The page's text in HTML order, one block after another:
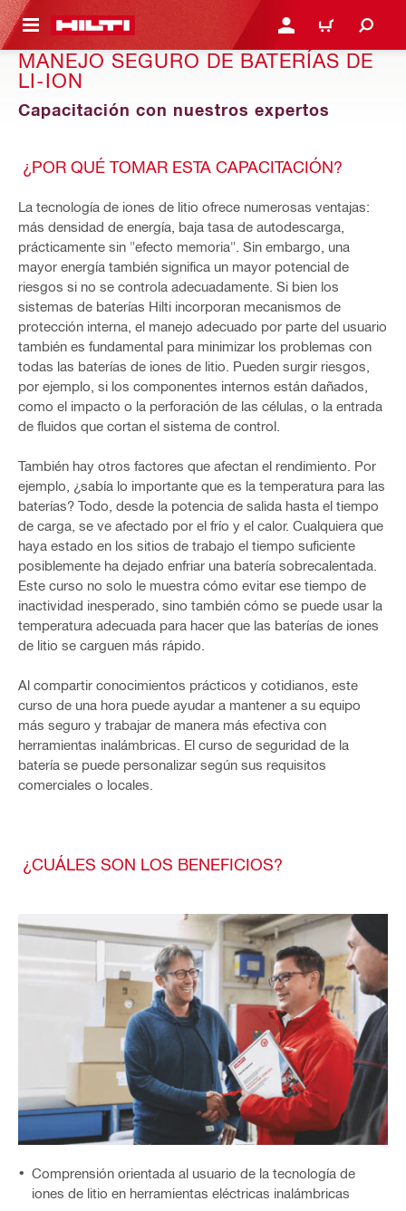
PRINCIPAL INICIE SESIÓN O
CARRITO
MANEJO SEGURO DE BATERÍAS DE
LI-ION
Capacitación con nuestros expertos
¿POR QUÉ TOMAR ESTA CAPACITACIÓN?
La tecnología de iones de litio ofrece numerosas ventajas:
más densidad de energía, baja tasa de autodescarga,
prácticamente sin "efecto memoria". Sin embargo, una
mayor energía también significa un mayor potencial de
riesgos si no se controla adecuadamente. Si bien los
sistemas de baterías Hilti incorporan mecanismos de
protección interna, el manejo adecuado por parte del usuario
también es fundamental para minimizar los problemas con
todas las baterías de iones de litio. Pueden surgir riesgos,
por ejemplo, si los componentes internos están dañados,
como el impacto o la perforación de las células, o la entrada
de fluidos que cortan el sistema de control.
También hay otros factores que afectan el rendimiento. Por
ejemplo, ¿sabía lo importante que es la temperatura para las
baterías? Todo, desde la potencia de salida hasta el tiempo
de carga, se ve afectado por el frío y el calor. Cualquiera que
haya estado en los sitios de trabajo el tiempo suficiente
posiblemente ha dejado enfriar una batería sobrecalentada.
Este curso no solo le muestra cómo evitar ese tiempo de
inactividad inesperado, sino también cómo se puede usar la
temperatura adecuada para hacer que las baterías de iones
de litio se carguen más rápido.
Al compartir conocimientos prácticos y cotidianos, este
curso de una hora puede ayudar a mantener a su equipo
más seguro y trabajar de manera más efectiva con
herramientas inalámbricas. El curso de seguridad de la
batería se puede personalizar según sus requisitos
comerciales o locales.
¿CUÁLES SON LOS BENEFICIOS?
Comprensión orientada al usuario de la tecnología de
iones de litio en herramientas eléctricas inalámbricas